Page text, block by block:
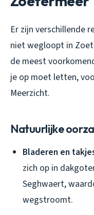
Er zijn verschillende
niet wegloopt in
de meest
je op moet letten,
Meerzicht.
Natuurlijke
Bladeren en
zich op in
Seghwaert,
wegstroomt.